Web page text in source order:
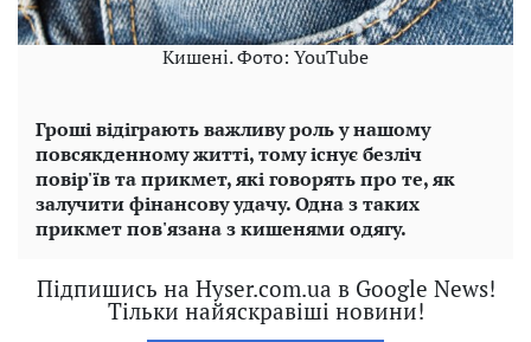
Кишені. Фото: YouTube
Гроші відіграють важливу роль у нашому
повсякденному житті, тому існує безліч
повір'їв та прикмет, які говорять про те, як
залучити фінансову удачу. Одна з таких
прикмет пов'язана з кишенями одягу.
Підпишись на Hyser.com.ua в Google News!
Тільки найяскравіші новини!